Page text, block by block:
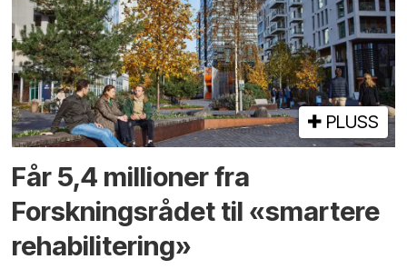
PLUSS
Får 5,4 millioner fra
Forskningsrådet til «smartere
rehabilitering»